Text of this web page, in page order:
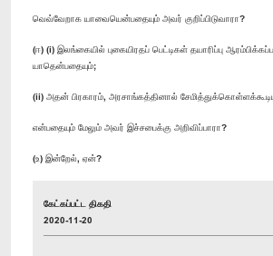
வெவ்வேறாக யாவையென்பதையும் அவர் குறிப்பிடுவாரா?
(ஈ) (i) இலங்கையில் புகையிரதப் பெட்டிகள் தயாரிப்பு
யாதென்பதையும்;
(ii) அதன் பிரகாரம், அரசாங்கத்தினால்
என்பதையும் மேலும் அவர் இச்சபைக்கு அறிவிப்பாரா?
(உ) இன்றேல், ஏன்?
கேட்கப்பட்ட திகதி
2020-11-20